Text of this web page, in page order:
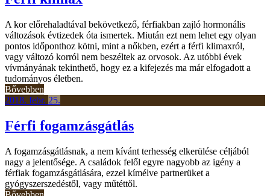
A kor előrehaladtával bekövetkező, férfiakban zajló hormonális
változások évtizedek óta ismertek. Miután ezt nem lehet egy olyan
pontos időponthoz kötni, mint a nőkben, ezért a férfi klimaxról,
vagy változó korról nem beszéltek az orvosok. Az utóbbi évek
vívmányának tekinthető, hogy ez a kifejezés ma már elfogadott a
tudományos életben.
Bővebben
2018. febr. 25.
Férfi fogamzásgátlás
A fogamzásgátlásnak, a nem kívánt terhesség elkerülése céljából
nagy a jelentősége. A családok felől egyre nagyobb az igény a
férfiak fogamzásgátlására, ezzel kímélve partnerüket a
gyógyszerszedéstől, vagy műtéttől.